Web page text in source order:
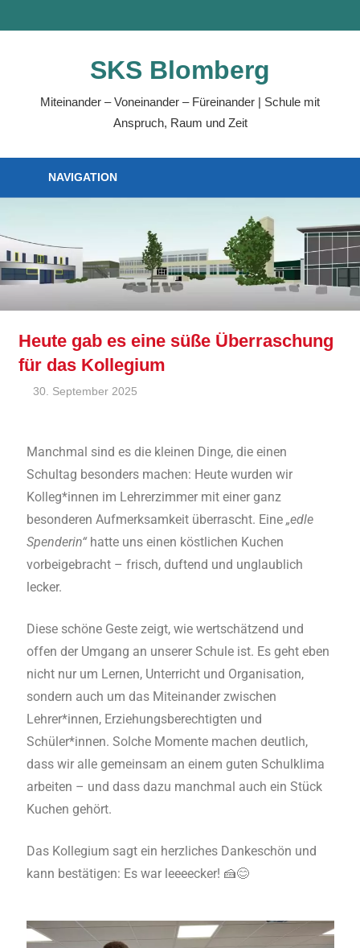
SKS Blomberg
Miteinander – Voneinander – Füreinander | Schule mit
Anspruch, Raum und Zeit
NAVIGATION
Heute gab es eine süße Überraschung
für das Kollegium
30. September 2025
Manchmal sind es die kleinen Dinge, die einen
Schultag besonders machen: Heute wurden wir
Kolleg*innen im Lehrerzimmer mit einer ganz
besonderen Aufmerksamkeit überrascht. Eine „edle
Spenderin“hatte uns einen köstlichen Kuchen
vorbeigebracht – frisch, duftend und unglaublich
lecker.
Diese schöne Geste zeigt, wie wertschätzend und
offen der Umgang an unserer Schule ist. Es geht eben
nicht nur um Lernen, Unterricht und Organisation,
sondern auch um das Miteinander zwischen
Lehrer*innen, Erziehungsberechtigten und
Schüler*innen. Solche Momente machen deutlich,
dass wir alle gemeinsam an einem guten Schulklima
arbeiten – und dass dazu manchmal auch ein Stück
Kuchen gehört.
Das Kollegium sagt ein herzliches Dankeschön und
kann bestätigen: Es war leeeecker! 🍰😊